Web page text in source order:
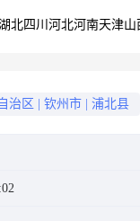
北四川 河北河南天津山
治区 钦州市 浦北县